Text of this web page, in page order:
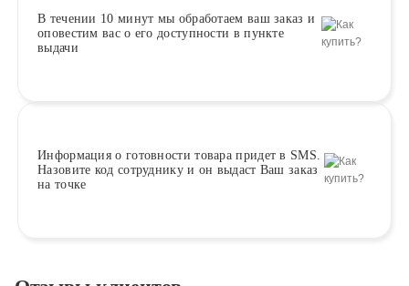
В течении 10 минут мы обработаем ваш заказ и
оповестим вас о его доступности в пункте
выдачи
Информация о готовности товара придет в SMS.
Назовите код сотруднику и он выдаст Ваш заказ
на точке